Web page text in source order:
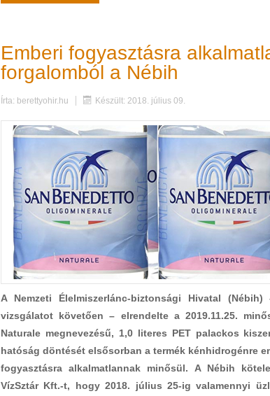
Emberi fogyasztásra
forgalomból a Nébih
Írta: berettyohir.hu Készült: 2018. július 09.
A Nemzeti Élelmiszerlánc-biztonsági Hivatal
vizsgálatot követően – elrendelte a 2019.11.25.
Naturale megnevezésű, 1,0 literes PET palackos
hatóság döntését elsősorban a termék kénhidrogénre
fogyasztásra alkalmatlannak minősül. A Nébih
VízSztár Kft.-t, hogy 2018. július 25-ig valamennyi